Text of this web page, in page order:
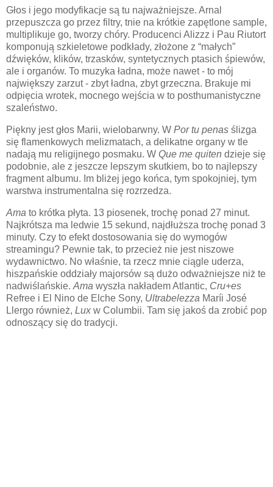
Głos i jego modyfikacje są tu najważniejsze. Arnal
przepuszcza go przez filtry, tnie na krótkie zapętlone sample,
multiplikuje go, tworzy chóry. Producenci Alizzz i Pau Riutort
komponują szkieletowe podkłady, złożone z “małych”
dźwięków, klików, trzasków, syntetycznych ptasich śpiewów,
ale i organów. To muzyka ładna, może nawet - to mój
największy zarzut - zbyt ładna, zbyt grzeczna. Brakuje mi
odpięcia wrotek, mocnego wejścia w to posthumanistyczne
szaleństwo.
Piękny jest głos Marii, wielobarwny. W Por tu penas ślizga
się flamenkowych melizmatach, a delikatne organy w tle
nadają mu religijnego posmaku. W Que me quiten dzieje się
podobnie, ale z jeszcze lepszym skutkiem, bo to najlepszy
fragment albumu. Im bliżej jego końca, tym spokojniej, tym
warstwa instrumentalna się rozrzedza.
Ama to krótka płyta. 13 piosenek, trochę ponad 27 minut.
Najkrótsza ma ledwie 15 sekund, najdłuższa trochę ponad 3
minuty. Czy to efekt dostosowania się do wymogów
streamingu? Pewnie tak, to przecież nie jest niszowe
wydawnictwo. No właśnie, ta rzecz mnie ciągle uderza,
hiszpańskie oddziały majorsów są dużo odważniejsze niż te
nadwiślańskie. Ama wyszła nakładem Atlantic, Cru+es
Refree i El Nino de Elche Sony, Ultrabelezza Maríi José
Llergo również, Lux w Columbii. Tam się jakoś da zrobić pop
odnoszący się do tradycji.